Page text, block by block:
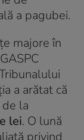
a pagubei.
majore în
a arătat că
la
lei. O lună
privind